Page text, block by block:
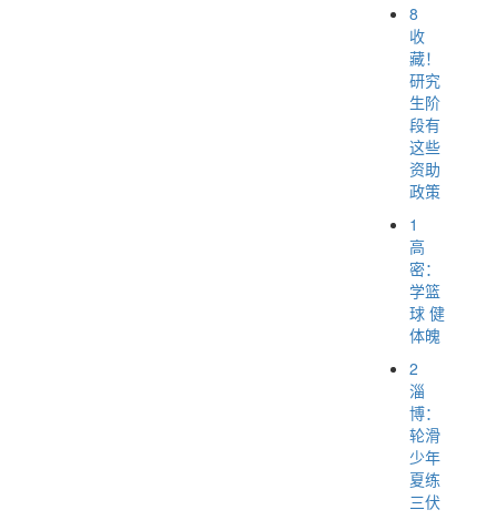
8
收
藏！
研究
生阶
段有
这些
资助
政策
1
高
密：
学篮
球 健
体魄
2
淄
博：
轮滑
少年
夏练
三伏